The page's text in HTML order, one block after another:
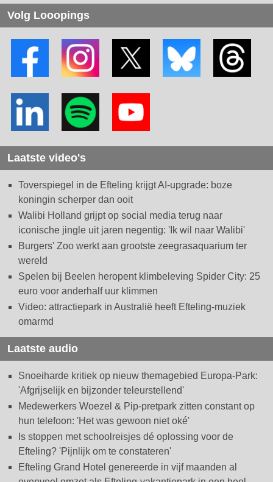
Volg Looopings
Laatste video's
Toverspiegel in de Efteling krijgt AI-upgrade: boze
koningin scherper dan ooit
Walibi Holland grijpt op social media terug naar
iconische jingle uit jaren negentig: 'Ik wil naar Walibi'
Burgers' Zoo werkt aan grootste zeegrasaquarium ter
wereld
Spelen bij Beelen heropent klimbeleving Spider City: 25
euro voor anderhalf uur klimmen
Video: attractiepark in Australië heeft Efteling-muziek
omarmd
Laatste audio
Snoeiharde kritiek op nieuw themagebied Europa-Park:
'Afgrijselijk en bijzonder teleurstellend'
Medewerkers Woezel & Pip-pretpark zitten constant op
hun telefoon: 'Het was gewoon niet oké'
Is stoppen met schoolreisjes dé oplossing voor de
Efteling? 'Pijnlijk om te constateren'
Efteling Grand Hotel genereerde in vijf maanden al